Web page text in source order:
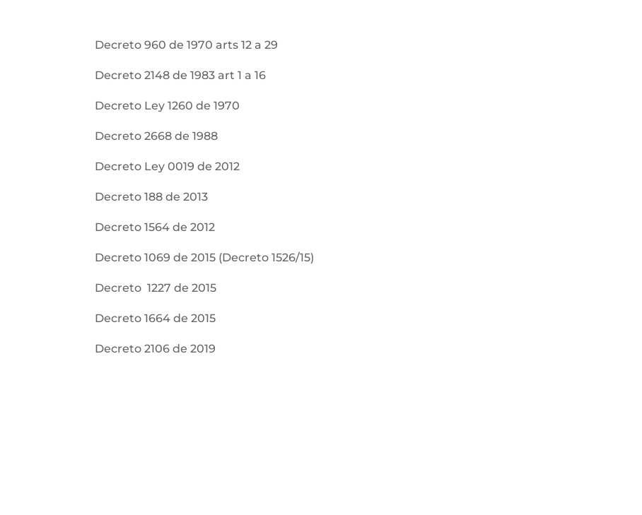
Decreto 960 de 1970 arts 12 a 29
Decreto 2148 de 1983 art 1 a 16
Decreto Ley 1260 de 1970
Decreto 2668 de 1988
Decreto Ley 0019 de 2012
Decreto 188 de 2013
Decreto 1564 de 2012
Decreto 1069 de 2015 (Decreto 1526/15)
Decreto 1227 de 2015
Decreto 1664 de 2015
Decreto 2106 de 2019